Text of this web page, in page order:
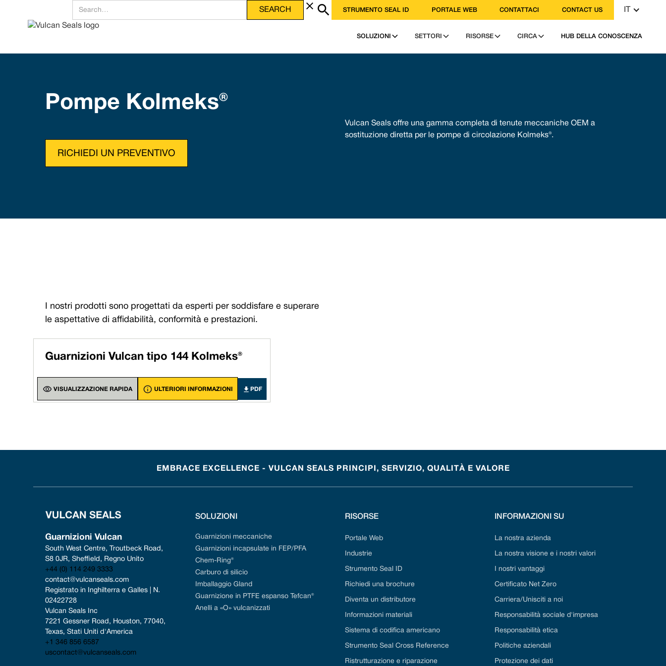
STRUMENTO SEAL ID PORTALE WEB CONTATTACI CONTACT US
SOLUZIONI SETTORI RISORSE CIRCA HUB DELLA CONOSCENZA
Pompe Kolmeks®
RICHIEDI UN PREVENTIVO
Vulcan Seals offre una gamma completa di tenute meccaniche OEM a
sostituzione diretta per le pompe di circolazione Kolmeks®.
I nostri prodotti sono progettati da esperti per soddisfare e superare
le aspettative di affidabilità, conformità e prestazioni.
Guarnizioni Vulcan tipo 144 Kolmeks®
VISUALIZZAZIONE RAPIDA ULTERIORI INFORMAZIONI PDF
EMBRACE EXCELLENCE - VULCAN SEALS PRINCIPI, SERVIZIO, QUALITÀ E VALORE
Guarnizioni Vulcan
South West Centre, Troutbeck Road,
S8 0JR, Sheffield, Regno Unito
+44 (0) 114 249 3333
contact@vulcanseals.com
Registrato in Inghilterra e Galles | N.
02422728
Vulcan Seals Inc
7221 Gessner Road, Houston, 77040,
Texas, Stati Uniti d'America
+1 346 856 6587
uscontact@vulcanseals.com
SOLUZIONI
Guarnizioni meccaniche
Guarnizioni incapsulate in FEP/PFA
Chem-Ring®
Carburo di silicio
Imballaggio Gland
Guarnizione in PTFE espanso Tefcan®
Anelli a «O» vulcanizzati
RISORSE
Portale Web
Industrie
Strumento Seal ID
Richiedi una brochure
Diventa un distributore
Informazioni materiali
Sistema di codifica americano
Strumento Seal Cross Reference
Ristrutturazione e riparazione
INFORMAZIONI SU
La nostra azienda
La nostra visione e i nostri valori
I nostri vantaggi
Certificato Net Zero
Carriera/Unisciti a noi
Responsabilità sociale d'impresa
Responsabilità etica
Politiche aziendali
Protezione dei dati